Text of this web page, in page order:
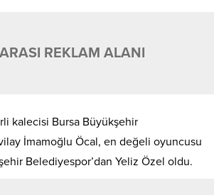
REKLAM ALANI
kalecisi Bursa Büyükşehir
İmamoğlu Öcal, en değeli oyuncusu
Belediyespor’dan Yeliz Özel oldu.